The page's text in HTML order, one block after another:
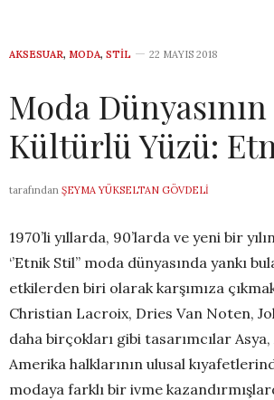
AKSESUAR, MODA, STIL 22 MAYIS 2018
Moda
Kültürlü Yüzü:
tarafından ŞEYMA YÜKSELTAN GÖVDELI
1970’li yıllarda, 90’larda ve yeni bir
‘’Etnik Stil’’ moda dünyasında yankı
etkilerden biri olarak karşımıza
Christian Lacroix, Dries Van Noten,
daha birçokları gibi tasarımcılar
Amerika halklarının ulusal
modaya farklı bir ivme